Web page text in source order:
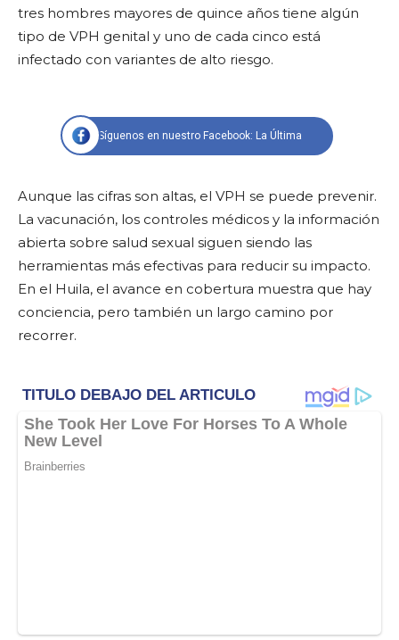
tres hombres mayores de quince años tiene algún
tipo de VPH genital y uno de cada cinco está
infectado con variantes de alto riesgo.
Síguenos en nuestro Facebook: La Última
Aunque las cifras son altas, el VPH se puede prevenir.
La vacunación, los controles médicos y la información
abierta sobre salud sexual siguen siendo las
herramientas más efectivas para reducir su impacto.
En el Huila, el avance en cobertura muestra que hay
conciencia, pero también un largo camino por
recorrer.